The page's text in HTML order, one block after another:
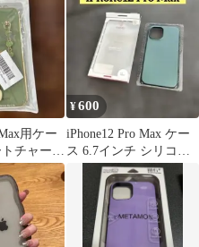
用ケー
チャーム
ーン
¥600
iPhone12 Pro Max ケー
ス 6.7インチ シリコン
グリーン